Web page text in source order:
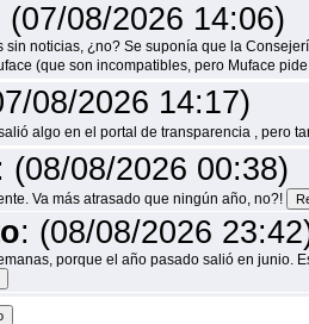
(07/08/2026 14:06)
sin noticias, ¿no? Se suponía que la
(que son incompatibles, pero Muface
08/2026 14:17)
algo en el portal de transparencia , pero
(08/08/2026 00:38)
Va más atrasado que ningún año, no?!
: (08/08/2026
porque el año pasado salió en junio.